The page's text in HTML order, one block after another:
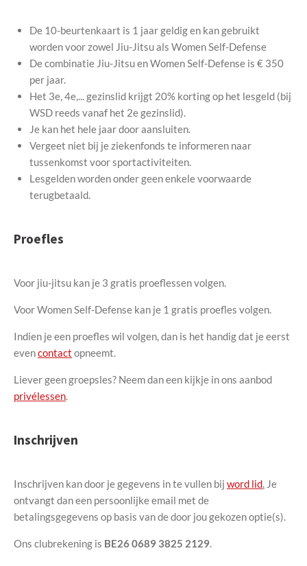
De 10-beurtenkaart is 1 jaar geldig en kan gebruikt
worden voor zowel Jiu-Jitsu als Women Self-Defense
De combinatie Jiu-Jitsu en Women Self-Defense is € 350
per jaar.
Het 3e, 4e,... gezinslid krijgt 20% korting op het lesgeld (bij
WSD reeds vanaf het 2e gezinslid).
Je kan het hele jaar door aansluiten.
Vergeet niet bij je ziekenfonds te informeren naar
tussenkomst voor sportactiviteiten.
Lesgelden worden onder geen enkele voorwaarde
terugbetaald.
Proefles
Voor jiu-jitsu kan je 3 gratis proeflessen volgen.
Voor Women Self-Defense kan je 1 gratis proefles volgen.
Indien je een proefles wil volgen, dan is het handig dat je eerst
evencontact opneemt.
Liever geen groepsles? Neem dan een kijkje in ons aanbod
privélessen.
Inschrijven
Inschrijven kan door je gegevens in te vullen bij word lid. Je
ontvangt dan een persoonlijke email met de
betalingsgegevens op basis van de door jou gekozen optie(s).
Ons clubrekening is BE26 0689 3825 2129.